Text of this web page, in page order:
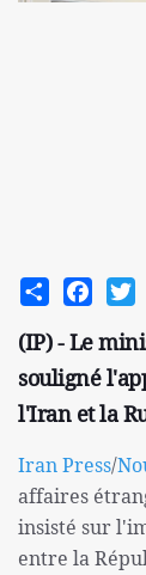
Share
(IP) - Le
souligné
l'Iran et la
Iran Press/
affaires
insisté sur
entre la